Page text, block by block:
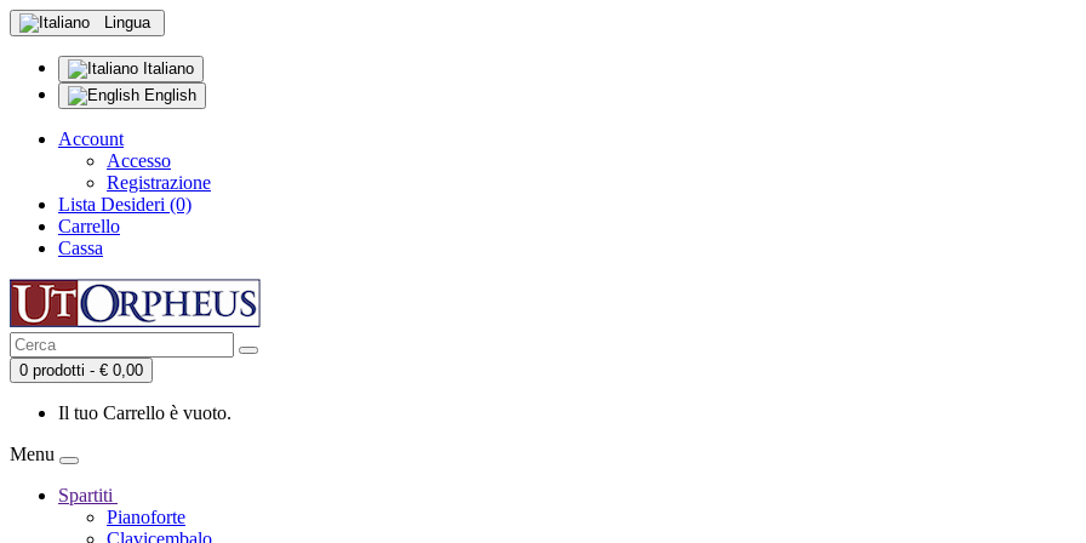
Lingua
Italiano
English
Account
Accesso
Registrazione
Lista Desideri (0)
Carrello
Cassa
0 prodotti - € 0,00
Il tuo Carrello è vuoto.
Menu
Spartiti
Pianoforte
Clavicembalo